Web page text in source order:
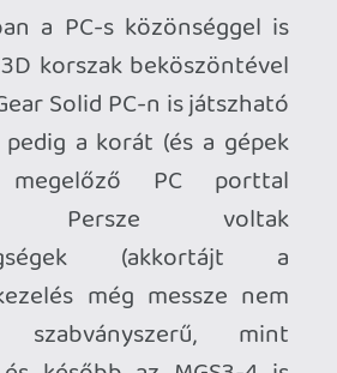
úgysem tettem
PC-n indítani a
pillanattól kezdve
érzés. A kézműves
féle „weird”
hogy valahol
játéktörténelmi
profilú játékot
váratlan port
Az, hogy a menü
lehetőségektől,